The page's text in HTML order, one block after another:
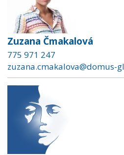
Zuzana Čmakalová
775 971 247
zuzana.cmakalova@domus-